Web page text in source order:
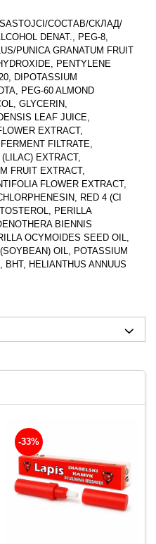
SASTOJCI/СОСТАВ/СКЛАД/
DENAT., PEG-8,
PUNICA GRANATUM FRUIT
PENTYLENE
DIPOTASSIUM
PEG-60 ALMOND
GLYCERIN,
LEAF JUICE,
EXTRACT,
FILTRATE,
EXTRACT,
FRUIT EXTRACT,
FLOWER EXTRACT,
RED 4 (CI
PERILLA
BIENNIS
OCYMOIDES SEED OIL,
OIL, POTASSIUM
HELIANTHUS ANNUUS
-33%